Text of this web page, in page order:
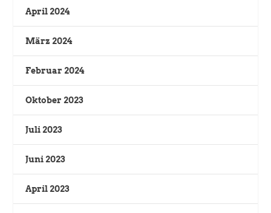
April 2024
März 2024
Februar 2024
Oktober 2023
Juli 2023
Juni 2023
April 2023